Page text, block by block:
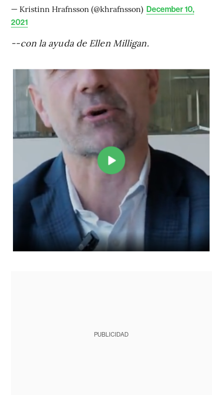
— Kristinn Hrafnsson (@khrafnsson) December 10,
2021
--con la ayuda de Ellen Milligan.
PUBLICIDAD